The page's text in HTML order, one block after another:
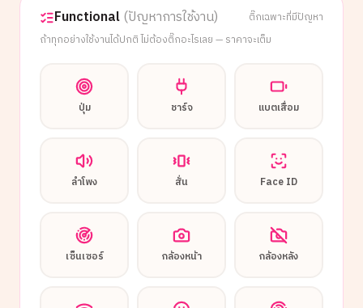
Functional(ปัญหาการใช้งาน)
ติ๊กเฉพาะที่มีปัญหา
ถ้าทุกอย่างใช้งานได้ปกติ ไม่ต้องติ๊กอะไรเลย — ราคาจะเต็ม
ปุ่ม ชาร์จ แบตเสื่อม
ลำโพง สั่น Face ID
เซ็นเซอร์ กล้องหน้า กล้องหลัง